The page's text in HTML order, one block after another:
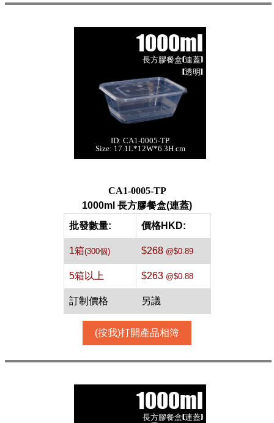
1000ml
長方膠餐盒(連蓋)
[透明]
ID: CA1-0005-TP
Size: 17.1L*12W*6.3H cm
1000ml 長方膠餐
盒(連蓋)[透明,300
CA1-0005-TP
1000ml 長方膠餐盒(連蓋)
批發數量:
價格HKD:
1箱(300個) $268@$0.89
5箱以上 $263@$0.88
訂制價格 另議
(按我)打開產品相簿
1000ml
長方膠餐盒(連蓋)